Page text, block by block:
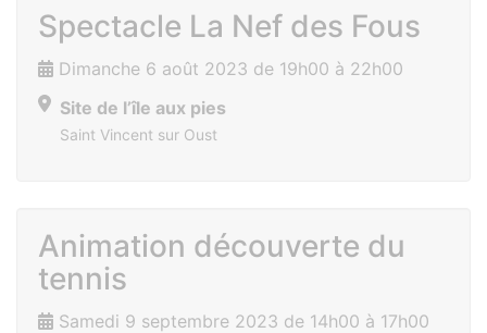
Spectacle La Nef des Fous
Dimanche 6 août 2023 de 19h00 à 22h00
Site de l’île aux pies
Saint Vincent sur Oust
Animation découverte du
tennis
Samedi 9 septembre 2023 de 14h00 à 17h00